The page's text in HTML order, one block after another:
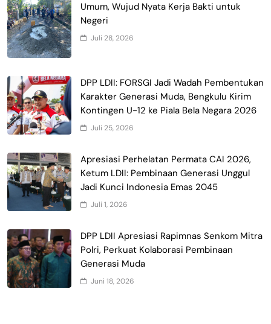
Umum, Wujud Nyata Kerja Bakti untuk
Negeri
Juli 28, 2026
DPP LDII: FORSGI Jadi Wadah Pembentukan
Karakter Generasi Muda, Bengkulu Kirim
Kontingen U-12 ke Piala Bela Negara 2026
Juli 25, 2026
Apresiasi Perhelatan Permata CAI 2026,
Ketum LDII: Pembinaan Generasi Unggul
Jadi Kunci Indonesia Emas 2045
Juli 1, 2026
DPP LDII Apresiasi Rapimnas Senkom Mitra
Polri, Perkuat Kolaborasi Pembinaan
Generasi Muda
Juni 18, 2026